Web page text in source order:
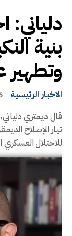
بنية
وتطهير
الاخبار الرئيسية 6
قال ديمتري
للاحتلال العسكري